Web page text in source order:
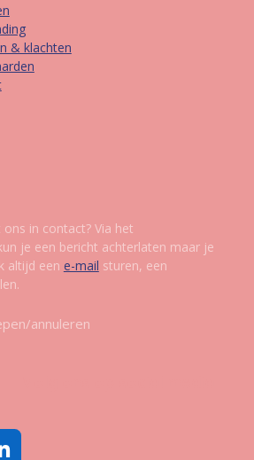
& klachten
in contact? Via het
je een bericht achterlaten maar je
altijd een e-mail sturen, een
annuleren